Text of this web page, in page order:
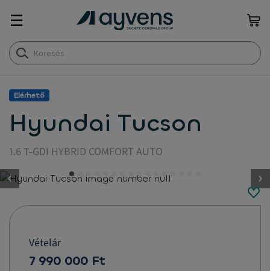
☰
Elérhető
Hyundai Tucson
1.6 T-GDI HYBRID COMFORT AUTO
button.previous
Vételár
7 990 000 Ft